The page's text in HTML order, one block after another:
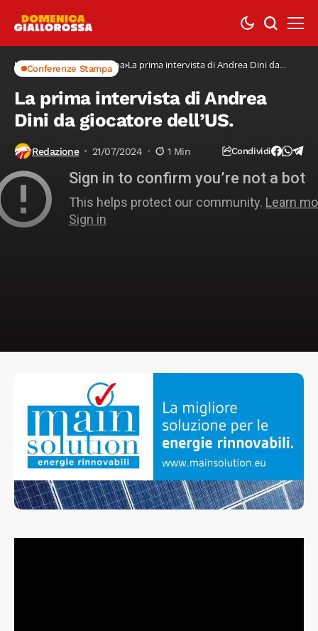
Home Conferenze Stampa La prima intervista di Andrea Dini da
Conferenze Stampa
La prima intervista di Andrea
Dini da giocatore dell’US.
Redazione 21/07/2024 1 Min Condividi